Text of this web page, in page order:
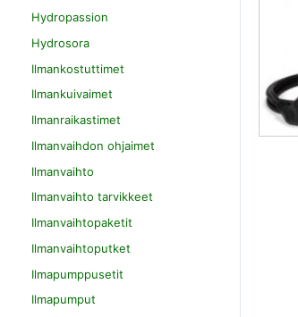
Hydropassion
Hydrosora
Ilmankostuttimet
Ilmankuivaimet
Ilmanraikastimet
Ilmanvaihdon ohjaimet
Ilmanvaihto
Ilmanvaihto tarvikkeet
Ilmanvaihtopaketit
Ilmanvaihtoputket
Ilmapumppusetit
Ilmapumput